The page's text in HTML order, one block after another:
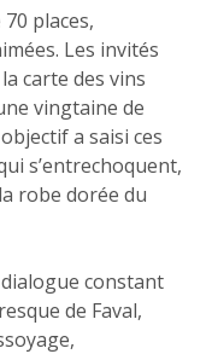
places,
Les invités
carte des vins
vingtaine de
a saisi ces
s’entrechoquent,
robe dorée du
dialogue constant
de Faval,